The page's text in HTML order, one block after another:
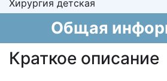
Хирургия детская
Общая
Краткое описание